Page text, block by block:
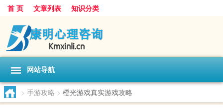
首 页 文章列表 知识分类
网站导航
> 手游攻略 > 橙光游戏真实游戏攻略